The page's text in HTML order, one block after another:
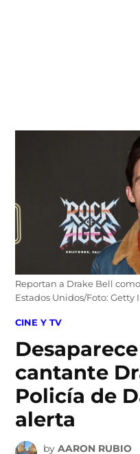
Reportan a Drake Bell
Estados Unidos/Foto: Getty
POSTED
CINE Y TV
cantante
Policía de
alerta
by AARON RUBIO